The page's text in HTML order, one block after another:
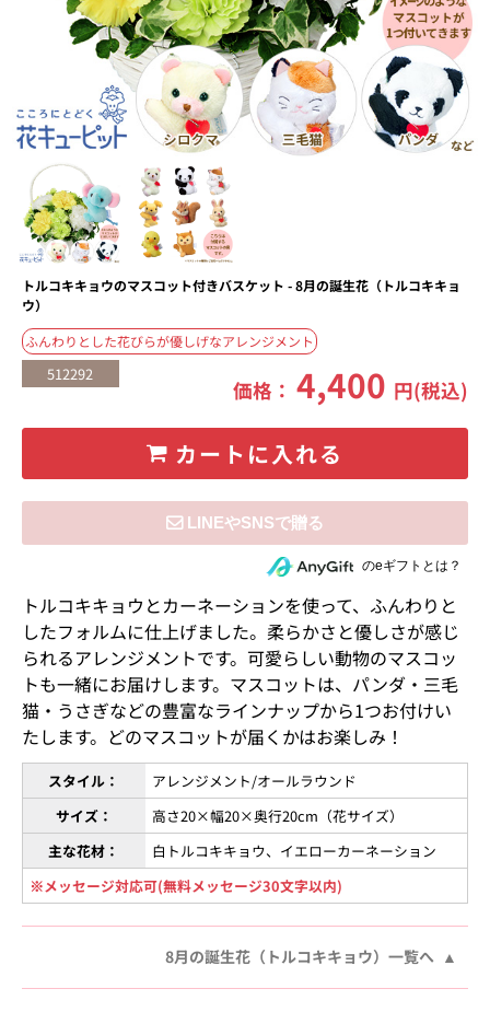
トルコキキョウのマスコット付きバスケット - 8月の誕生花（トルコキキョ
ウ）
ふんわりとした花びらが優しげなアレンジメント
512292
価格：4,400 円(税込)
カートに入れる
住所を知らない相手にeギフトで贈るのeギフトとは？
トルコキキョウとカーネーションを使って、ふんわりと
したフォルムに仕上げました。柔らかさと優しさが感じ
られるアレンジメントです。可愛らしい動物のマスコッ
トも一緒にお届けします。マスコットは、パンダ・三毛
猫・うさぎなどの豊富なラインナップから1つお付けい
たします。どのマスコットが届くかはお楽しみ！
スタイル：
アレンジメント/オールラウンド
サイズ：
高さ20×幅20×奥行20cm（花サイズ）
主な花材：
白トルコキキョウ、イエローカーネーション
※メッセージ対応可(無料メッセージ30文字以内)
8月の誕生花（トルコキキョウ）一覧へ